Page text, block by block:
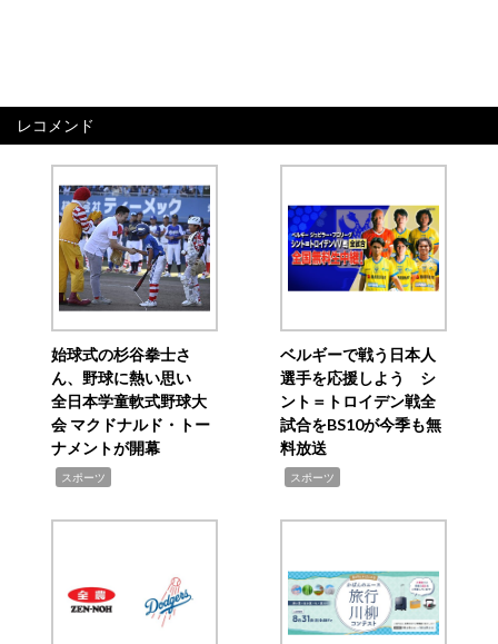
レコメンド
始球式の杉谷拳士さ
ん、野球に熱い思い
全日本学童軟式野球大
会 マクドナルド・トー
ナメントが開幕
スポーツ
ベルギーで戦う日本人
選手を応援しよう シ
ント＝トロイデン戦全
試合をBS10が今季も無
料放送
スポーツ